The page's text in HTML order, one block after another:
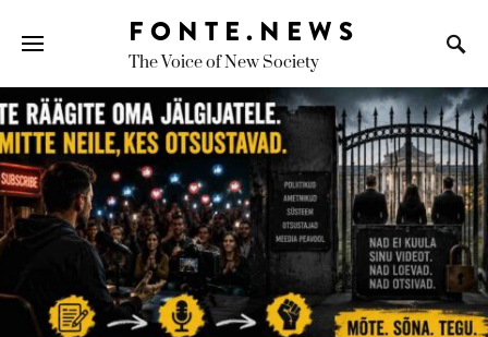
FONTE.NEWS
The Voice of New Society